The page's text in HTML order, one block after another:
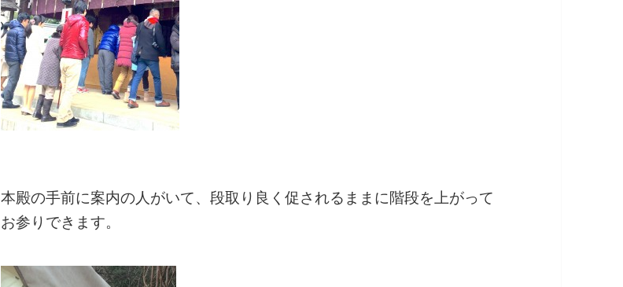
本殿の手前に案内の人がいて、段取り良く促されるままに階段を上がって
お参りできます。